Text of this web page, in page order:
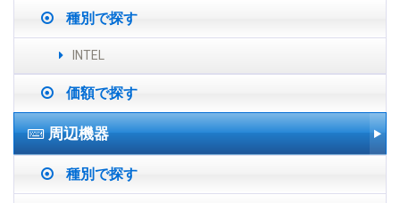
種別で探す
INTEL
価額で探す
周辺機器
種別で探す